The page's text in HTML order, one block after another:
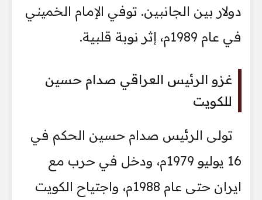
دولار بين الجانبين. توفي الإمام الخميني
في عام 1989م، إثر نوبة قلبية.
غزو الرئيس العراقي صدام حسين
للكويت
تولى الرئيس صدام حسين الحكم في
16 يوليو 1979م، ودخل في حرب مع
ايران حتى عام 1988م، واجتياح الكويت